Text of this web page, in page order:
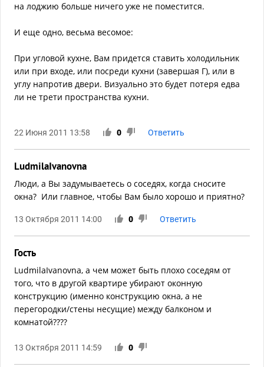
на лоджию больше ничего уже не поместится.
И еще одно, весьма весомое:
При угловой кухне, Вам придется ставить холодильник
или при входе, или посреди кухни (завершая Г), или в
углу напротив двери. Визуально это будет потеря едва
ли не трети пространства кухни.
22 Июня 2011 13:58 0 Ответить
LudmilaIvanovna
Люди, а Вы задумываетесь о соседях, когда сносите
окна? Или главное, чтобы Вам было хорошо и приятно?
13 Октября 2011 14:00 0 Ответить
Гость
LudmilaIvanovna, а чем может быть плохо соседям от
того, что в другой квартире убирают оконную
конструкцию (именно конструкцию окна, а не
перегородки/стены несущие) между балконом и
комнатой????
13 Октября 2011 14:59 0